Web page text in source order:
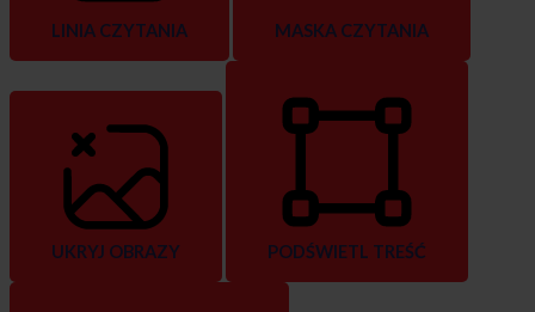
LINIA CZYTANIA MASKA CZYTANIA
UKRYJ OBRAZY PODŚWIETL TREŚĆ